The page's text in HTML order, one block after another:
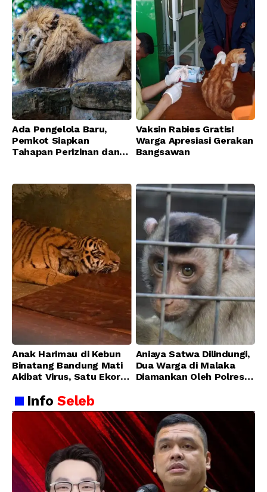
Ada Pengelola Baru,
Pemkot Siapkan
Tahapan Perizinan dan
Vaksin Rabies Gratis!
Warga Apresiasi Gerakan
Bangsawan
Anak Harimau di Kebun
Binatang Bandung Mati
Akibat Virus, Satu Ekor
Membaik
Aniaya Satwa Dilindungi,
Dua Warga di Malaka
Diamankan Oleh Polres
InfoSeleb